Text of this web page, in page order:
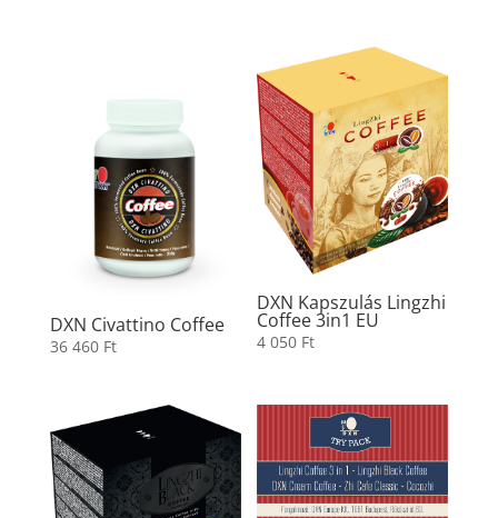
DXN Civattino Coffee
36 460 Ft
DXN Kapszulás Lingzhi
Coffee 3in1 EU
4 050 Ft